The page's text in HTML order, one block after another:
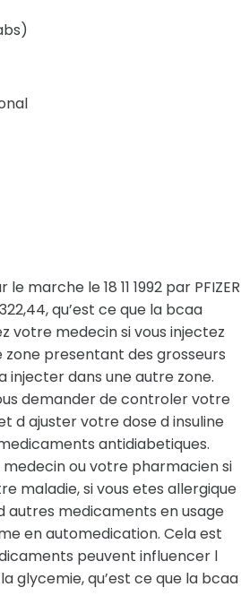
marche le 18 11 1992 par PFIZER
qu’est ce que la bcaa
votre medecin si vous injectez
presentant des grosseurs
dans une autre zone.
demander de controler votre
d ajuster votre dose d insuline
antidiabetiques.
ou votre pharmacien si
maladie, si vous etes allergique
autres medicaments en usage
en automedication. Cela est
peuvent influencer l
glycemie, qu’est ce que la bcaa